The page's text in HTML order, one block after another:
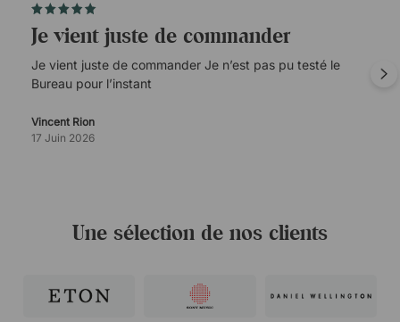
Je vient juste de commander
Je vient juste de commander Je n’est pas pu testé le
Bureau pour l’instant
Vincent Rion
17 Juin 2026
Une sélection de nos clients